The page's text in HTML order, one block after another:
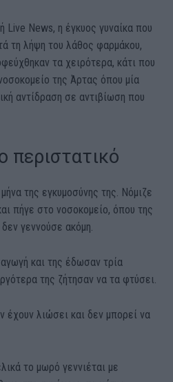
News, η έγκυος γυναίκα που
τη λήψη του λάθος φαρμάκου,
τα χειρότερα, κάτι που
της Άρτας όπου μία
αντίδραση σε αντιβίωση που
περιστατικό
της εγκυμοσύνης της. Νόμιζε
πήγε στο νοσοκομείο, όπου της
γεννούσε ακόμη.
και της έδωσαν τρία
της ζήτησαν να τα φτύσει.
έχουν λιώσει και δεν μπορεί να
το μωρό γεννιέται με